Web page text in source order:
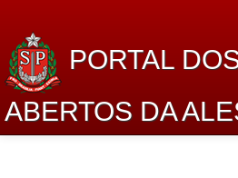
PORTAL
ABERTOS DA